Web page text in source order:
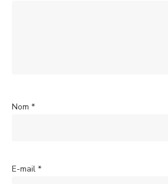
Nom *
E-mail *